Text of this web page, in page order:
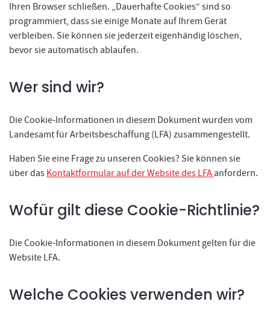
Ihren Browser schließen. „Dauerhafte Cookies“ sind so
programmiert, dass sie einige Monate auf Ihrem Gerät
verbleiben. Sie können sie jederzeit eigenhändig löschen,
bevor sie automatisch ablaufen.
Wer sind wir?
Die Cookie-Informationen in diesem Dokument wurden vom
Landesamt für Arbeitsbeschaffung (LFA) zusammengestellt.
Haben Sie eine Frage zu unseren Cookies? Sie können sie
über das Kontaktformular auf der Website des LFA anfordern.
Wofür gilt diese Cookie-Richtlinie?
Die Cookie-Informationen in diesem Dokument gelten für die
Website LFA.
Welche Cookies verwenden wir?